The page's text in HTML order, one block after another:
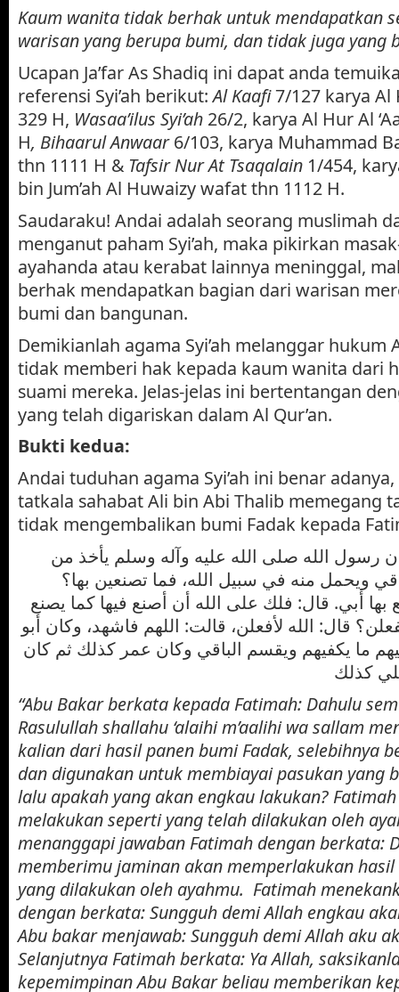
Kaum wanita tidak berhak untuk mendapatkan
warisan yang berupa bumi, dan tidak juga yang
Ucapan Ja’far As Shadiq ini dapat anda
referensi Syi’ah berikut:Al Kaafi7/127 karya
329 H, Wasaa’ilus Syi’ah 26/2, karya Al Hur Al
H, Bihaarul Anwaar6/103, karya Muhammad
thn 1111 H & Tafsir Nur At Tsaqalain 1/454,
bin Jum’ah Al Huwaizy wafat thn 1112 H.
Saudaraku! Andai adalah seorang muslimah
menganut paham Syi’ah, maka pikirkan
ayahanda atau kerabat lainnya meninggal,
berhak mendapatkan bagian dari warisan
bumi dan bangunan.
Demikianlah agama Syi’ah melanggar hukum
tidak memberi hak kepada kaum wanita dari
suami mereka. Jelas-jelas ini bertentangan
yang telah digariskan dalam Al Qur’an.
Bukti kedua:
Andai tuduhan agama Syi’ah ini benar
tatkala sahabat Ali bin Abi Thalib memegang
tidak mengembalikan bumi Fadak kepada
رسول الله صلى الله عليه وآله وسلم يأخذ من
ويحمل منه في سبيل الله، فما تصنعين بها؟
بها أبي. قال: فلك على الله أن أصنع فيها كما يصنع
قال: الله لأفعلن، قالت: اللهم فاشهد، وكان أبو
ما يكفيهم ويقسم الباقي وكان عمر كذلك ثم كان
“Abu Bakar berkata kepada Fatimah: Dahulu
Rasulullah shallahu ‘alaihi m’aalihi wa sallam
kalian dari hasil panen bumi Fadak, selebihnya
dan digunakan untuk membiayai pasukan yang
lalu apakah yang akan engkau lakukan?
melakukan seperti yang telah dilakukan oleh
menanggapi jawaban Fatimah dengan berkata:
memberimu jaminan akan memperlakukan
yang dilakukan oleh ayahmu. Fatimah
dengan berkata: Sungguh demi Allah engkau
Abu bakar menjawab: Sungguh demi Allah aku
Selanjutnya Fatimah berkata: Ya Allah,
kepemimpinan Abu Bakar beliau memberikan